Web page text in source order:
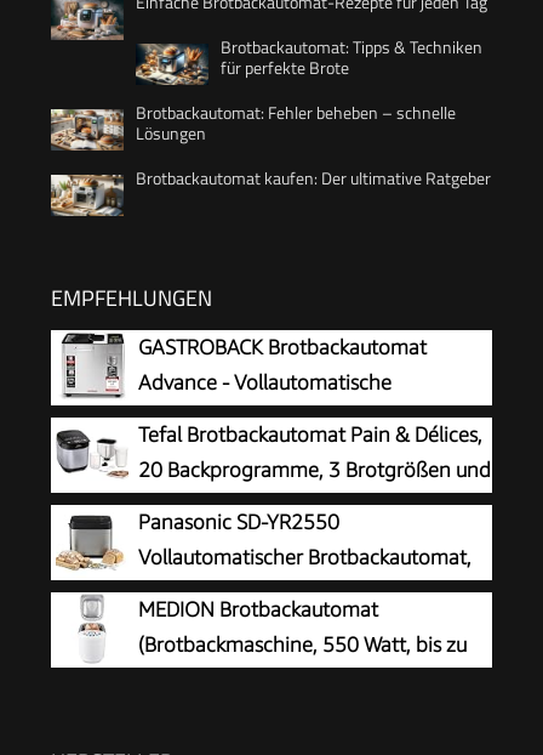
Brotbackautomat: Tipps & Techniken
für perfekte Brote
Brotbackautomat: Fehler beheben – schnelle
Lösungen
Brotbackautomat kaufen: Der ultimative Ratgeber
EMPFEHLUNGEN
GASTROBACK Brotbackautomat
Advance - Vollautomatische
Brotbackmaschine + 18 Programmen
inkl. Joghurtmaschine, Timer-Funktion,
Zutatenfach, Sichtfenster, Brotautomat /
Backmaschine in Edelstahl Optik
Tefal Brotbackautomat Pain & Délices,
20 Backprogramme, 3 Brotgrößen und
Bräunungsstufen einstellbar, auch für
Kuchen - Pizza - Nudelteig, Backform
antihaftbeschichtet, schwarz/Edelstahl, PF240E
Panasonic SD-YR2550
Vollautomatischer Brotbackautomat,
horizontales Design, Rosinen-
Nussverteiler und Hefespender, 31 automatische
Programme, zwei Temperatursensoren, 13-
MEDION Brotbackautomat
(Brotbackmaschine, 550 Watt, bis zu
Zeitvorwahl MD 11011)